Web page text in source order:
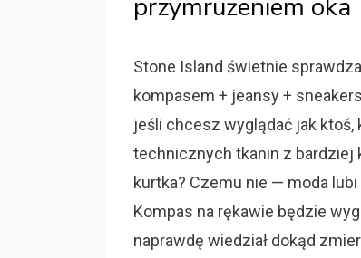
przymrużeniem oka
Stone Island świetnie
kompasem + jeansy +
jeśli chcesz wyglądać jak
technicznych tkanin z bardziej
kurtka? Czemu nie — moda
Kompas na rękawie będzie
naprawdę wiedział dokąd